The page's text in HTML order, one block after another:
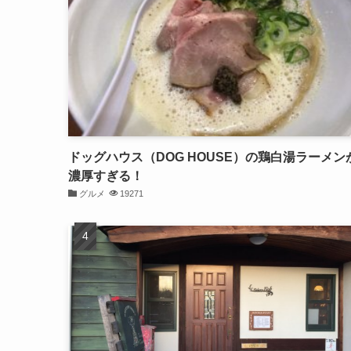
ドッグハウス（DOG HOUSE）の鶏白湯ラーメン
濃厚すぎる！
グルメ 19271